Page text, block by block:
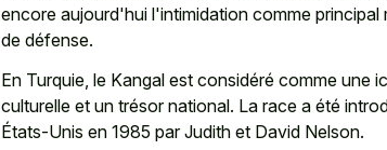
encore aujourd'hui l'intimidation comme principal
de défense.
En Turquie, le Kangal est considéré comme une
culturelle et un trésor national. La race a été
États-Unis en 1985 par Judith et David Nelson.